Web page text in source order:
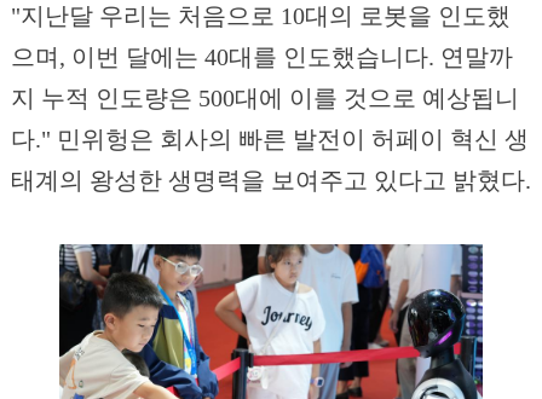
"지난달 우리는 처음으로 10대의 로봇을 인도했
으며, 이번 달에는 40대를 인도했습니다. 연말까
지 누적 인도량은 500대에 이를 것으로 예상됩니
다." 민위헝은 회사의 빠른 발전이 허페이 혁신 생
태계의 왕성한 생명력을 보여주고 있다고 밝혔다.